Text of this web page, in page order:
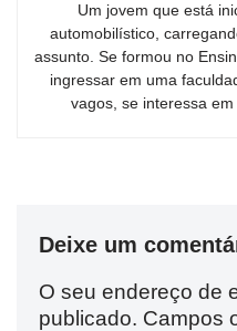
Um jovem que está
automobilístico,
assunto. Se formou no
ingressar em uma
vagos, se interessa
Deixe um
O seu endereço de
publicado. Campos